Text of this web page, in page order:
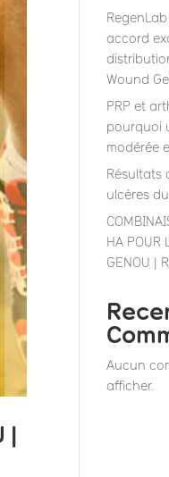
|
accord
Wound
PRP et
pourquoi
modérée
Résultats
ulcères
HA POUR
GENOU |
Aucun
afficher.